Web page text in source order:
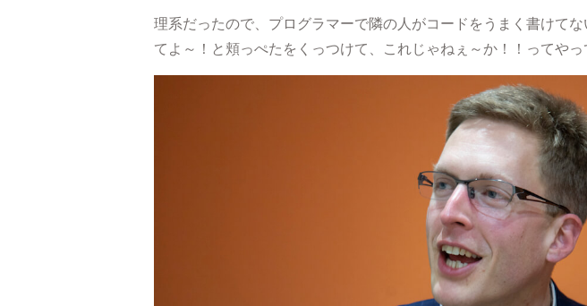
理系だったので、プログラマーで隣の人がコードをうまく書けて
てよ～！と頬っぺたをくっつけて、これじゃねぇ～か！！ってや